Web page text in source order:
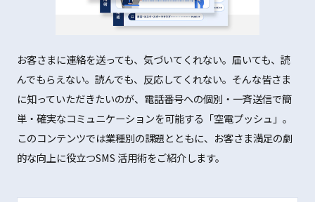
お客さまに連絡を送っても、気づいてくれない。届いても、読
んでもらえない。読んでも、反応してくれない。そんな皆さま
に知っていただきたいのが、電話番号への個別・一斉送信で簡
単・確実なコミュニケーションを可能する「空電プッシュ」。
このコンテンツでは業種別の課題とともに、お客さま満足の劇
的な向上に役立つSMS 活用術をご紹介します。